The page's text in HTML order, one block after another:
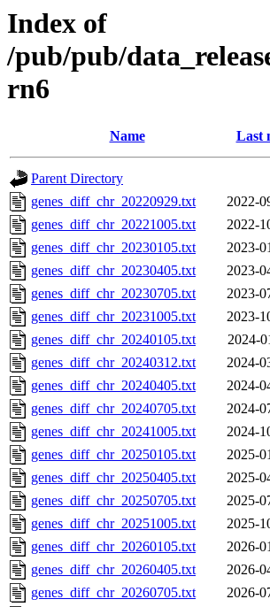
Index of
/pub/pub/
rn6
Name Last
Parent Directory
genes_diff_chr_20220929.txt
2022-
genes_diff_chr_20221005.txt
2022-
genes_diff_chr_20230105.txt
2023-
genes_diff_chr_20230405.txt
2023-
genes_diff_chr_20230705.txt
2023-
genes_diff_chr_20231005.txt
2023-
genes_diff_chr_20240105.txt
2024-
genes_diff_chr_20240312.txt
2024-
genes_diff_chr_20240405.txt
2024-
genes_diff_chr_20240705.txt
2024-
genes_diff_chr_20241005.txt
2024-
genes_diff_chr_20250105.txt
2025-
genes_diff_chr_20250405.txt
2025-
genes_diff_chr_20250705.txt
2025-
genes_diff_chr_20251005.txt
2025-
genes_diff_chr_20260105.txt
2026-
genes_diff_chr_20260405.txt
2026-
genes_diff_chr_20260705.txt
2026-